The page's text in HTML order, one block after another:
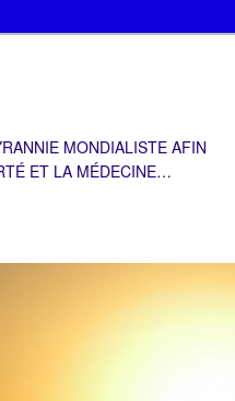
MONDIALISTE AFIN
ET LA MÉDECINE…